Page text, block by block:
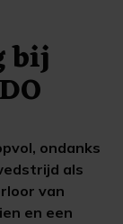
bij
ondanks
als
van
en een